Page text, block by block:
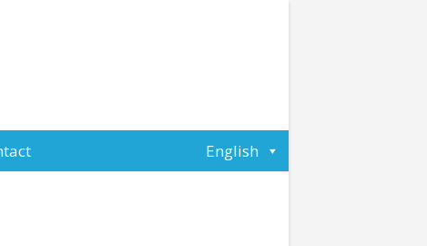
English